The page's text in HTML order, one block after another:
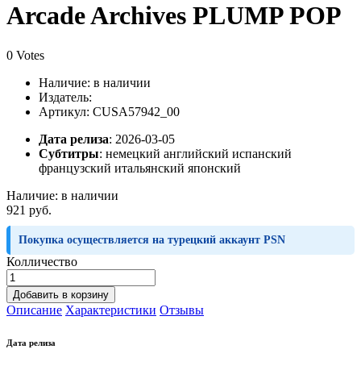
Arcade Archives PLUMP POP
0 Votes
Наличие: в наличии
Издатель:
Артикул: CUSA57942_00
Дата релиза: 2026-03-05
Субтитры: немецкий английский испанский
французский итальянский японский
Наличие: в наличии
921 руб.
Покупка осуществляется на турецкий аккаунт PSN
Колличество
Добавить в корзину
Описание Характеристики Отзывы
Дата релиза